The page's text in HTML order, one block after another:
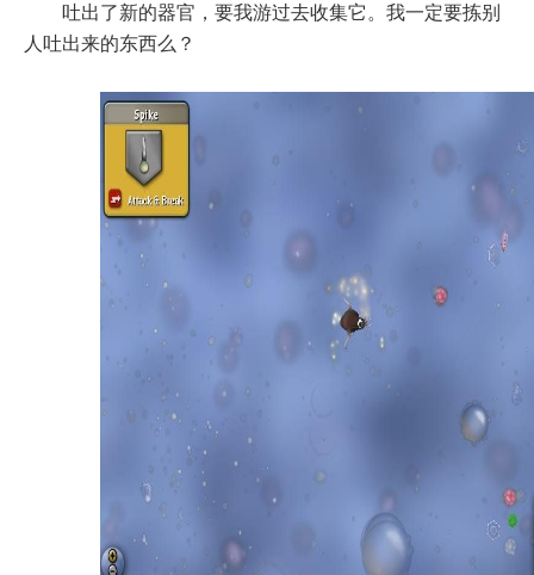
吐出了新的器官，要我游过去收集它。我一定要拣别
人吐出来的东西么？